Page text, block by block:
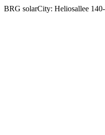
BRG solarCity: Heliosallee